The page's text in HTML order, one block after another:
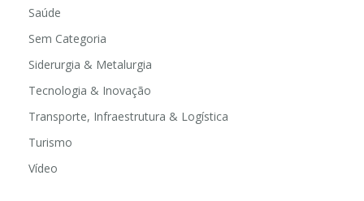
Saúde
Sem Categoria
Siderurgia & Metalurgia
Tecnologia & Inovação
Transporte, Infraestrutura & Logística
Turismo
Vídeo